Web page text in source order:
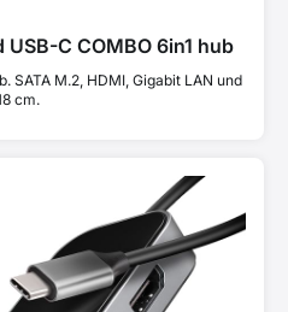
C COMBO 6in1 hub
SATA M.2, HDMI, Gigabit LAN und
cm.